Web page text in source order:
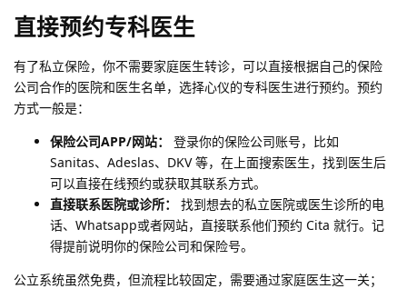
直接预约专科医生
有了私立保险，你不需要家庭医生转诊，可以直接根据自己的保险
公司合作的医院和医生名单，选择心仪的专科医生进行预约。预约
方式一般是：
保险公司APP/网站：
登录你的保险公司账号，比如
Sanitas、Adeslas、DKV 等，在上面搜索医生，找到医生后
可以直接在线预约或获取其联系方式。
直接联系医院或诊所：
找到想去的私立医院或医生诊所的电
话、Whatsapp或者网站，直接联系他们预约 Cita 就行。记
得提前说明你的保险公司和保险号。
公立系统虽然免费，但流程比较固定，需要通过家庭医生这一关；